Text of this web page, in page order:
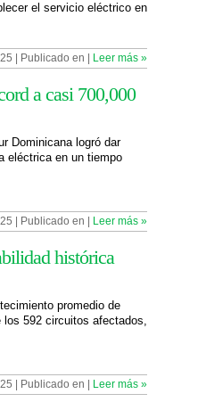
el servicio eléctrico en
| Publicado en Leer más »
a casi 700,000
Dominicana logró dar
eléctrica en un tiempo
| Publicado en Leer más »
histórica
promedio de
592 circuitos afectados,
| Publicado en | Leer más »